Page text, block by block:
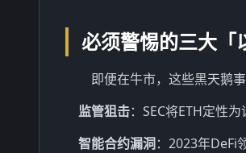
必须警惕的三大「
即便在牛市，这些黑天鹅
监管狙击：SEC将ETH定性
智能合约漏洞：2023年DeFi